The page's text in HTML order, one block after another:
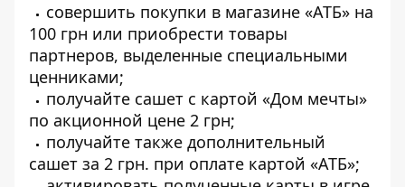
совершить покупки в магазине «АТБ» на
100 грн или приобрести товары
партнеров, выделенные специальными
ценниками;
получайте сашет с картой «Дом мечты»
по акционной цене 2 грн;
получайте также дополнительный
сашет за 2 грн. при оплате картой «АТБ»;